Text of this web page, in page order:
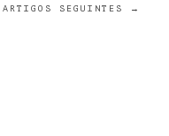
ARTIGOS SEGUINTES →